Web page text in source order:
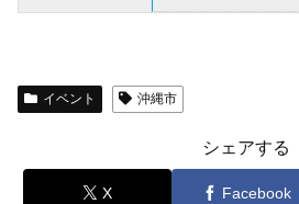
イベント 沖縄市
シェアする
X Facebook